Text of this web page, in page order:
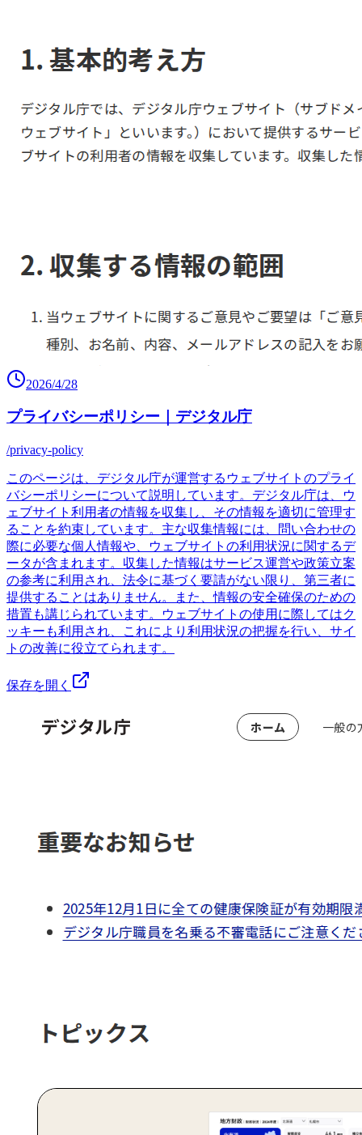
2026/4/28
プライバシーポリシー｜デジタル庁
/privacy-policy
このページは、デジタル庁が運営するウェブサイトのプライ
バシーポリシーについて説明しています。デジタル庁は、ウ
ェブサイト利用者の情報を収集し、その情報を適切に管理す
ることを約束しています。主な収集情報には、問い合わせの
際に必要な個人情報や、ウェブサイトの利用状況に関するデ
ータが含まれます。収集した情報はサービス運営や政策立案
の参考に利用され、法令に基づく要請がない限り、第三者に
提供することはありません。また、情報の安全確保のための
措置も講じられています。ウェブサイトの使用に際してはク
ッキーも利用され、これにより利用状況の把握を行い、サイ
トの改善に役立てられます。
保存を開く